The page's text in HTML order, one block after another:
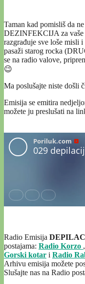
Taman kad pomisliš da
DEZINFEKCIJA za vaše
razgrađuje sve loše misli
pasaži starog rocka
se na radio valove,
😉
Ma poslušajte niste došli
Emisija se emitira
možete ju preslušati na
Radio Emisija
postajama: Radio Korzo ,
Gorski kotar i Radio
Arhivu emisija možete
Slušajte nas na Radio